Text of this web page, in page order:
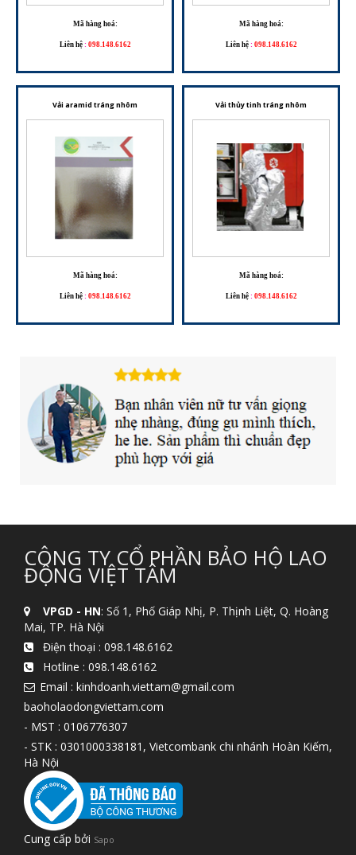
Mã hàng hoá:
Liên hệ : 098.148.6162
Mã hàng hoá:
Liên hệ : 098.148.6162
Vải aramid tráng nhôm
Mã hàng hoá:
Liên hệ : 098.148.6162
Vải thủy tinh tráng nhôm
Mã hàng hoá:
Liên hệ : 098.148.6162
CÔNG TY CỔ PHẦN BẢO HỘ LAO
ĐỘNG VIỆT TÂM
VPGD - HN: Số 1, Phố Giáp Nhị, P. Thịnh Liệt, Q. Hoàng
Mai, TP. Hà Nội
Điện thoại : 098.148.6162
Hotline : 098.148.6162
Email : kinhdoanh.viettam@gmail.com
baoholaodongviettam.com
- MST : 0106776307
- STK : 0301000338181, Vietcombank chi nhánh Hoàn Kiếm,
Hà Nội
Cung cấp bởi Sapo